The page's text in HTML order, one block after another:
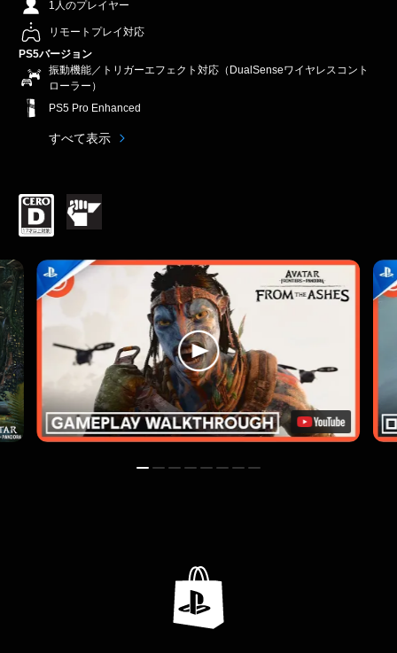
1人のプレイヤー
リモートプレイ対応
PS5バージョン
振動機能／トリガーエフェクト対応（DualSenseワイヤレスコント
ローラー）
PS5 Pro Enhanced
すべて表示